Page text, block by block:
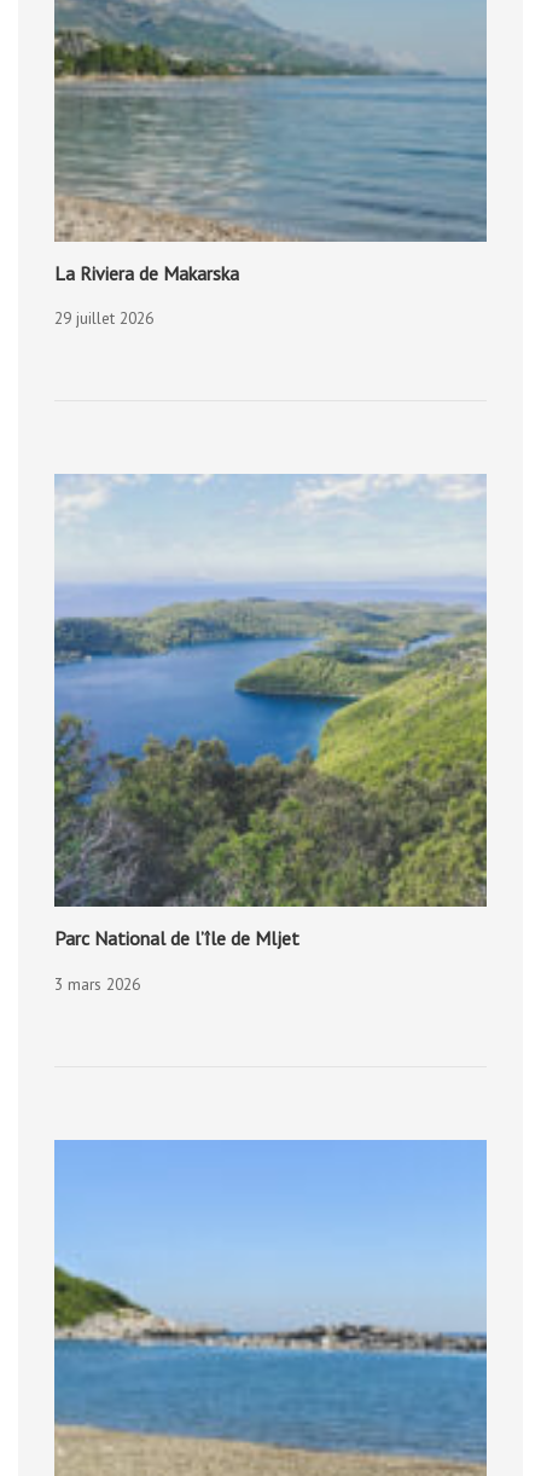
La Riviera de Makarska
29 juillet 2026
Parc National de l’île de Mljet
3 mars 2026